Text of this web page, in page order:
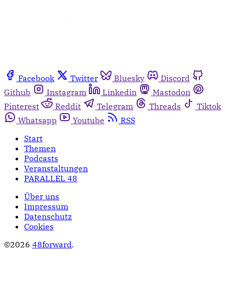
Facebook Twitter Bluesky
Discord
Github
Instagram Linkedin
Mastodon
Pinterest
Reddit Telegram Threads
Tiktok
Whatsapp
Youtube
RSS
Start
Themen
Podcasts
Veranstaltungen
PARALLEL 48
Über uns
Impressum
Datenschutz
Cookies
©2026 48forward.